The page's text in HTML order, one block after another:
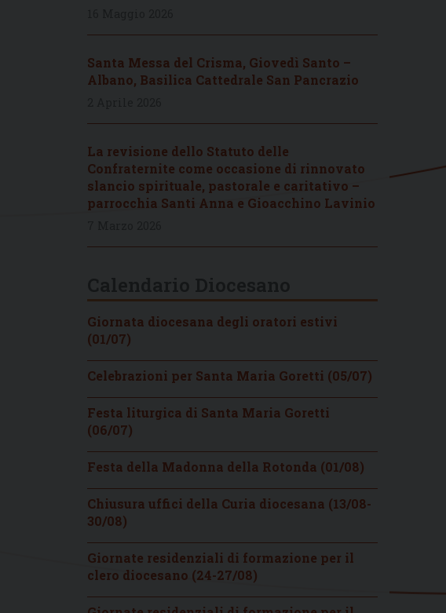
Santa Messa del Crisma, Giovedì Santo –
Albano, Basilica Cattedrale San Pancrazio
La revisione dello Statuto delle
Confraternite come occasione di rinnovato
slancio spirituale, pastorale e caritativo –
parrocchia Santi Anna e Gioacchino Lavinio
Giornata diocesana degli oratori estivi
(01/07)
Celebrazioni per Santa Maria Goretti (05/07)
Festa liturgica di Santa Maria Goretti
(06/07)
Festa della Madonna della Rotonda (01/08)
Chiusura uffici della Curia diocesana (13/08-
30/08)
Giornate residenziali di formazione per il
clero diocesano (24-27/08)